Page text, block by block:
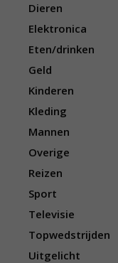
Dieren
Elektronica
Eten/drinken
Geld
Kinderen
Kleding
Mannen
Overige
Reizen
Sport
Televisie
Topwedstrijden
Uitgelicht